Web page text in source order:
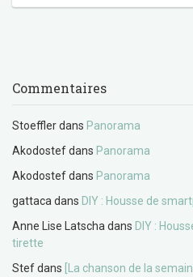
Commentaires
Stoefflerdans Panorama
Akodostefdans Panorama
Akodostefdans Panorama
gattaca dans DIY : Housse de
Anne Lise Latscha dans DIY :
tirette
Stefdans
[La chanson de la